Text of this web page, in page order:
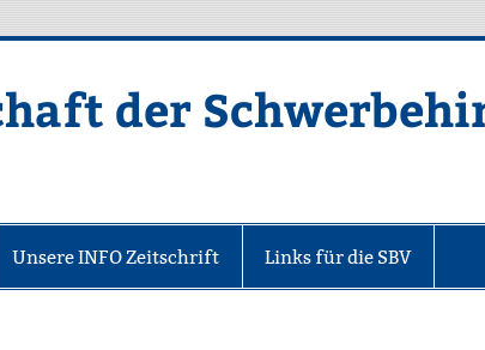
der
Unsere INFO Zeitschrift Links für die SBV